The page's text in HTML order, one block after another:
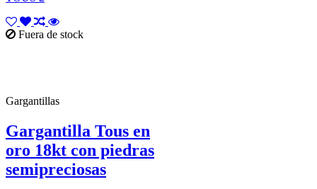
Fuera de stock
Gargantillas
Gargantilla Tous en
oro 18kt con piedras
semipreciosas